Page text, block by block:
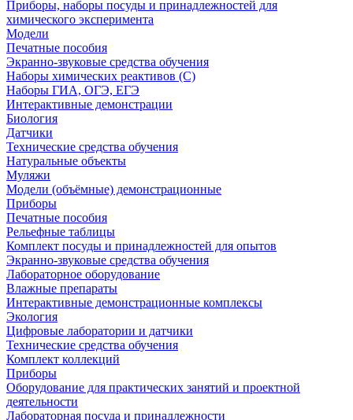
Приборы, наборы посуды и принадлежностей для
химического эксперимента
Модели
Печатные пособия
Экранно-звуковые средства обучения
Наборы химических реактивов (С)
Наборы ГИА, ОГЭ, ЕГЭ
Интерактивные демонстрации
Биология
Датчики
Технические средства обучения
Натуральные объекты
Муляжи
Модели (объёмные) демонстрационные
Приборы
Печатные пособия
Рельефные таблицы
Комплект посуды и принадлежностей для опытов
Экранно-звуковые средства обучения
Лабораторное оборудование
Влажные препараты
Интерактивные демонстрационные комплексы
Экология
Цифровые лаборатории и датчики
Технические средства обучения
Комплект коллекций
Приборы
Оборудование для практических занятий и проектной
деятельности
Лабораторная посуда и принадлежности